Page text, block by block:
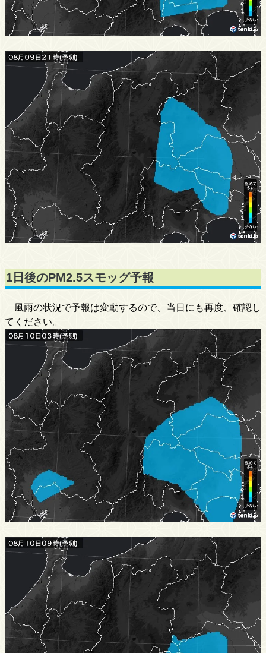
1日後のPM2.5スモッグ予報
風雨の状況で予報は変動するので、当日にも再度、確認し
てください。